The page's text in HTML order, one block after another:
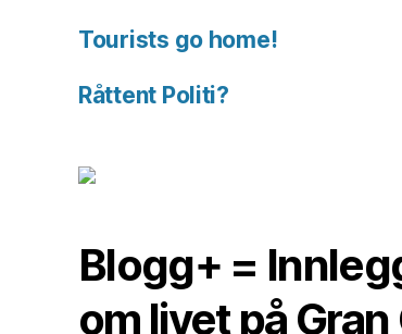
Tourists go home!
Råttent Politi?
Blogg+ =
om livet på